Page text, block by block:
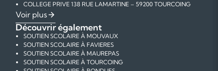
COLLEGE PRIVE 138 RUE LAMARTINE – 59200 TOURCOING
COLLEGE PRIVE 104 RUE DE MENIN – 59200 TOURCOING
SEGPA 20 RUE D'AUSTERLITZ – 59200 TOURCOING
SEGPA PRIVEE 59 BIS RUE SAINT BLAISE – 59200 TOURCOING
COLLEGE PRIVE 111 RUE DE LILLE – 59200 TOURCOING
COLLEGE 184 RUE FIN DE LA GUERRE – 59200 TOURCOING
SEGPA RUE DE LINSELLES – 59200 TOURCOING
ECOLE PRIMAIRE PUBLIQUE 2 RUE ANATOLE FRANCE – 59200
Voir plus
Découvrir également
SOUTIEN SCOLAIRE À MOUVAUX
SOUTIEN SCOLAIRE À FAVIERES
SOUTIEN SCOLAIRE À MAUREPAS
SOUTIEN SCOLAIRE À TOURCOING